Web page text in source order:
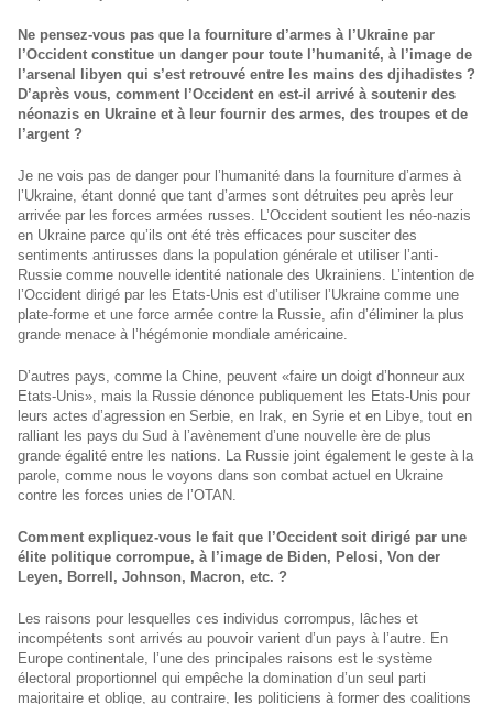
Ne pensez-vous pas que la fourniture d’armes à l’Ukraine par
l’Occident constitue un danger pour toute l’humanité, à l’image de
l’arsenal libyen qui s’est retrouvé entre les mains des djihadistes ?
D’après vous, comment l’Occident en est-il arrivé à soutenir des
néonazis en Ukraine et à leur fournir des armes, des troupes et de
l’argent ?
Je ne vois pas de danger pour l’humanité dans la fourniture d’armes à
l’Ukraine, étant donné que tant d’armes sont détruites peu après leur
arrivée par les forces armées russes. L’Occident soutient les néo-nazis
en Ukraine parce qu’ils ont été très efficaces pour susciter des
sentiments antirusses dans la population générale et utiliser l’anti-
Russie comme nouvelle identité nationale des Ukrainiens. L’intention de
l’Occident dirigé par les Etats-Unis est d’utiliser l’Ukraine comme une
plate-forme et une force armée contre la Russie, afin d’éliminer la plus
grande menace à l’hégémonie mondiale américaine.
D’autres pays, comme la Chine, peuvent «faire un doigt d’honneur aux
Etats-Unis», mais la Russie dénonce publiquement les Etats-Unis pour
leurs actes d’agression en Serbie, en Irak, en Syrie et en Libye, tout en
ralliant les pays du Sud à l’avènement d’une nouvelle ère de plus
grande égalité entre les nations. La Russie joint également le geste à la
parole, comme nous le voyons dans son combat actuel en Ukraine
contre les forces unies de l’OTAN.
Comment expliquez-vous le fait que l’Occident soit dirigé par une
élite politique corrompue, à l’image de Biden, Pelosi, Von der
Leyen, Borrell, Johnson, Macron, etc. ?
Les raisons pour lesquelles ces individus corrompus, lâches et
incompétents sont arrivés au pouvoir varient d’un pays à l’autre. En
Europe continentale, l’une des principales raisons est le système
électoral proportionnel qui empêche la domination d’un seul parti
majoritaire et oblige, au contraire, les politiciens à former des coalitions